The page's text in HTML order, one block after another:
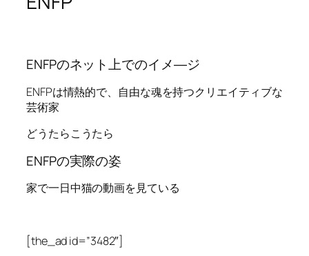
ENFPのネット上でのイメ―ジ
ENFPは情熱的で、自由な魂を持つクリエイティブな
芸術家
どうたらこうたら
ENFPの実際の姿
家で一日中猫の動画を見ている
[the_ad id=”3482″]